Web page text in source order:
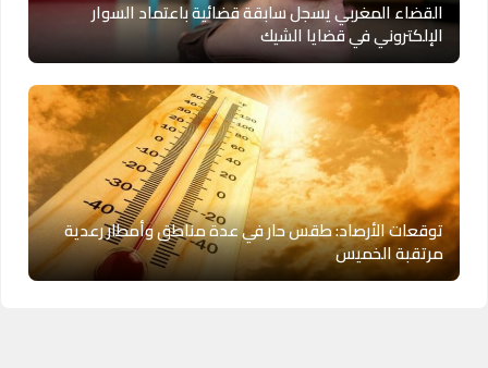
القضاء المغربي يسجل سابقة قضائية باعتماد السوار
الإلكتروني في قضايا الشيك
توقعات الأرصاد: طقس حار في عدة مناطق وأمطار رعدية
مرتقبة الخميس